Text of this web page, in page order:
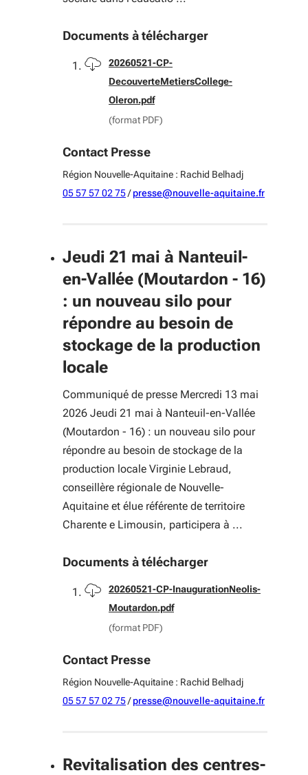
Documents à télécharger
Télécharger
20260521-CP-
DecouverteMetiersCollege-
Oleron.pdf
(format PDF)
Contact Presse
Région Nouvelle-Aquitaine : Rachid Belhadj
05 57 57 02 75/presse@nouvelle-aquitaine.fr
Jeudi 21 mai à Nanteuil-
en-Vallée (Moutardon - 16)
: un nouveau silo pour
répondre au besoin de
stockage de la production
locale
Communiqué de presse Mercredi 13 mai
2026 Jeudi 21 mai à Nanteuil-en-Vallée
(Moutardon - 16) : un nouveau silo pour
répondre au besoin de stockage de la
production locale Virginie Lebraud,
conseillère régionale de Nouvelle-
Aquitaine et élue référente de territoire
Charente e Limousin, participera à ...
Documents à télécharger
Télécharger
20260521-CP-InaugurationNeolis-
Moutardon.pdf
(format PDF)
Contact Presse
Région Nouvelle-Aquitaine : Rachid Belhadj
05 57 57 02 75/presse@nouvelle-aquitaine.fr
Revitalisation des centres-